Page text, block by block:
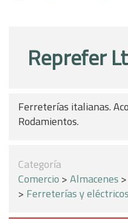
Reprefer
Ferreterías italianas.
Rodamientos.
Categoría
Comercio >Almacenes >
> Ferreterías y eléctricos